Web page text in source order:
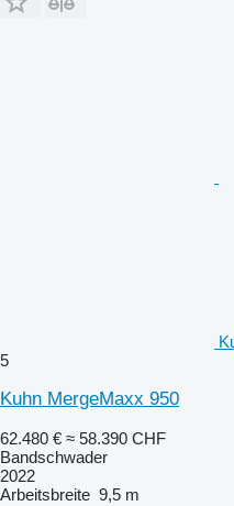
5
Kuhn MergeMaxx 950
62.480 € ≈ 58.390 CHF
Bandschwader
2022
Arbeitsbreite 9,5 m